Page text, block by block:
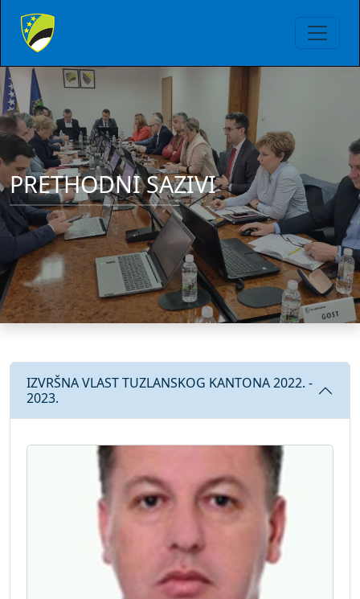
PRETHODNI SAZIVI
IZVRŠNA VLAST TUZLANSKOG KANTONA 2022. -
2023.